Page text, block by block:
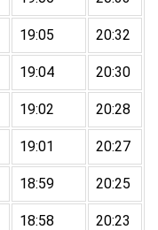
19:05 20:32
19:04 20:30
19:02 20:28
19:01 20:27
18:59 20:25
18:58 20:23